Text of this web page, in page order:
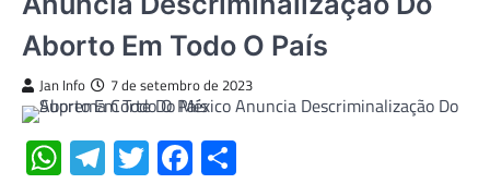
Aborto Em Todo O País
Jan Info 7 de setembro de 2023
WhatsApp
Telegram
TwitterFacebook